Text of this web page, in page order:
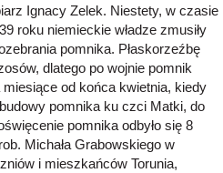
Ignacy Zelek. Niestety, w czasie
roku niemieckie władze zmusiły
pomnika. Płaskorzeźbę
dlatego po wojnie pomnik
od końca kwietnia, kiedy
pomnika ku czci Matki, do
pomnika odbyło się 8
Michała Grabowskiego w
i mieszkańców Torunia,